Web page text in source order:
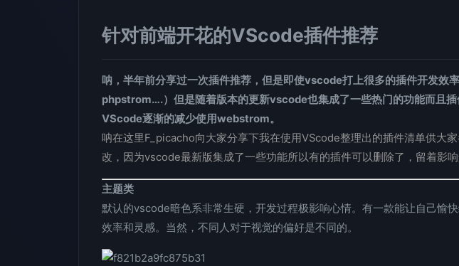
针对前端开花的VScode插件推荐
呐，半年前分享过一次插件推荐，但是即使vscode打上很多的插件开发效
phpstrom….）但是随着版本的更新vscode也集成了一些热门的功能而且插
VScode逐渐的减少使用webstrom。
呐在这里F_picacho向大家分享下我在使用VScode整理出的插件清单供大
改，因为vscode最新版集成了一些功能所以有的插件可以删除了，留着影响
主题类
默认的vscode暗色系非常生硬，开发过程极影响心情。有一款能让自己愉
效率和灵感。当然，不同人对于视觉的偏好是不同的。